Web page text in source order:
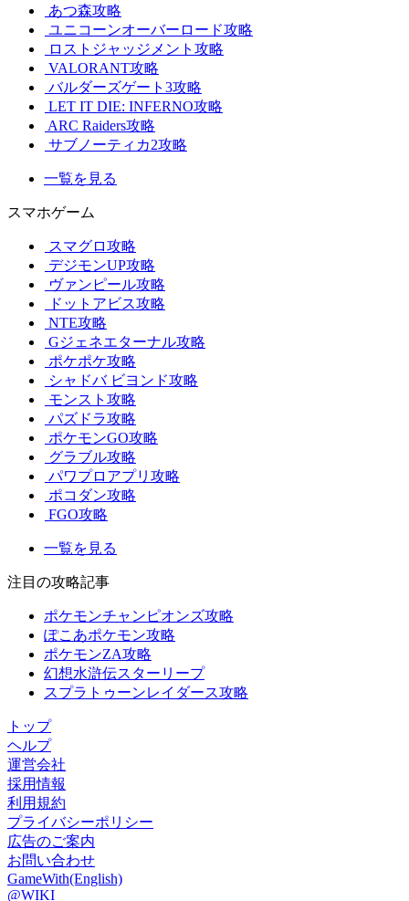
あつ森攻略
ユニコーンオーバーロード攻略
ロストジャッジメント攻略
VALORANT攻略
バルダーズゲート3攻略
LET IT DIE: INFERNO攻略
ARC Raiders攻略
サブノーティカ2攻略
一覧を見る
スマホゲーム
スマグロ攻略
デジモンUP攻略
ヴァンピール攻略
ドットアビス攻略
NTE攻略
Gジェネエターナル攻略
ポケポケ攻略
シャドバ ビヨンド攻略
モンスト攻略
パズドラ攻略
ポケモンGO攻略
グラブル攻略
パワプロアプリ攻略
ポコダン攻略
FGO攻略
一覧を見る
注目の攻略記事
ポケモンチャンピオンズ攻略
ぽこあポケモン攻略
ポケモンZA攻略
幻想水滸伝スターリープ
スプラトゥーンレイダース攻略
トップ
ヘルプ
運営会社
採用情報
利用規約
プライバシーポリシー
広告のご案内
お問い合わせ
GameWith(English)
@WIKI